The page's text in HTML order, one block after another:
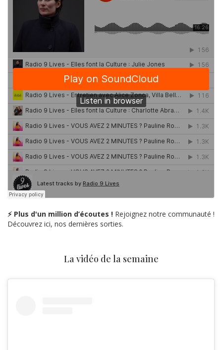
⚡ Plus d'un million d’écoutes ! Rejoignez notre communauté !
Découvrez ici, nos dernières sorties.
La vidéo de la semaine